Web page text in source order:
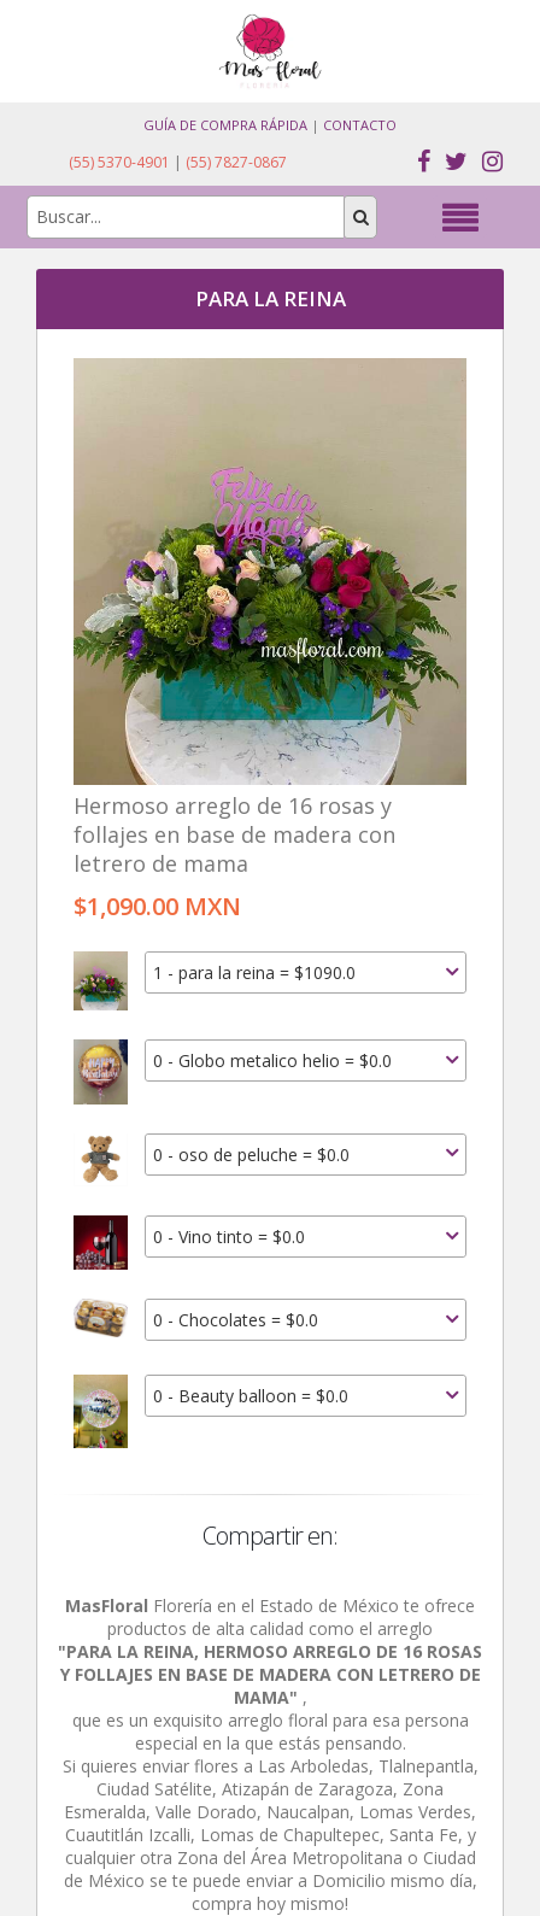
GUÍA DE COMPRA RÁPIDA | CONTACTO
(55) 5370-4901 | (55) 7827-0867
PARA LA REINA
Hermoso arreglo de 16 rosas y
follajes en base de madera con
letrero de mama
$1,090.00 MXN
1 - para la reina = $1090.0
0 - Globo metalico helio = $0.0
0 - oso de peluche = $0.0
0 - Vino tinto = $0.0
0 - Chocolates = $0.0
0 - Beauty balloon = $0.0
Compartir en:
MasFloral Florería en el Estado de México te ofrece
productos de alta calidad como el arreglo
"PARA LA REINA, HERMOSO ARREGLO DE 16 ROSAS
Y FOLLAJES EN BASE DE MADERA CON LETRERO DE
MAMA" ,
que es un exquisito arreglo floral para esa persona
especial en la que estás pensando.
Si quieres enviar flores a Las Arboledas, Tlalnepantla,
Ciudad Satélite, Atizapán de Zaragoza, Zona
Esmeralda, Valle Dorado, Naucalpan, Lomas Verdes,
Cuautitlán Izcalli, Lomas de Chapultepec, Santa Fe, y
cualquier otra Zona del Área Metropolitana o Ciudad
de México se te puede enviar a Domicilio mismo día,
compra hoy mismo!